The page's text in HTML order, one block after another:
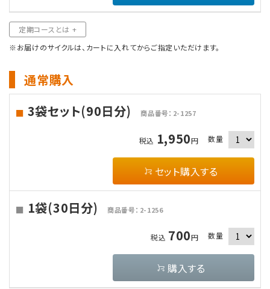
定期コースとは +
※お届けのサイクルは、カートに入れてからご指定いただけます。
通常購入
3袋セット(90日分)
商品番号：2-1257
税込 1,950円 数量
セット購入する
1袋(30日分) 商品番号：2-1256
税込 700円 数量
購入する